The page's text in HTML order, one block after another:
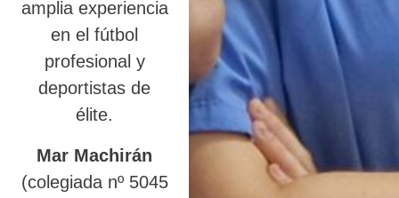
amplia experiencia
en el fútbol
profesional y
deportistas de
élite.
Mar Machirán
(colegiada nº 5045